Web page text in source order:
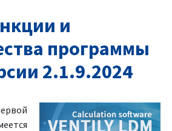
и
программы
2.1.9.2024